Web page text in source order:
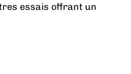
essais offrant un